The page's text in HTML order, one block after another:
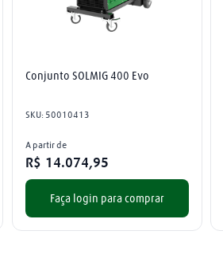
Conjunto SOLMIG 400 Evo
SKU: 50010413
A partir de
R$ 14.074,95
Faça login para comprar